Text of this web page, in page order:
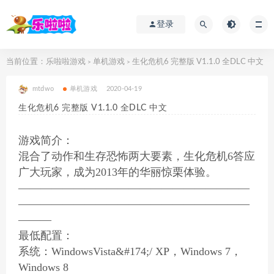
登录
当前位置： 乐啦啦游戏 > 单机游戏 > 生化危机6 完整版 V1.1.0 全DLC 中文
mtdwo 单机游戏 2020-04-19
生化危机6 完整版 V1.1.0 全DLC 中文
游戏简介：
混合了动作和生存恐怖两大要素，生化危机6答应
广大玩家，成为2013年的华丽惊栗体验。
—————————————————————
—————————————————————
———
最低配置：
系统：WindowsVista&#174;/ XP，Windows 7，
Windows 8